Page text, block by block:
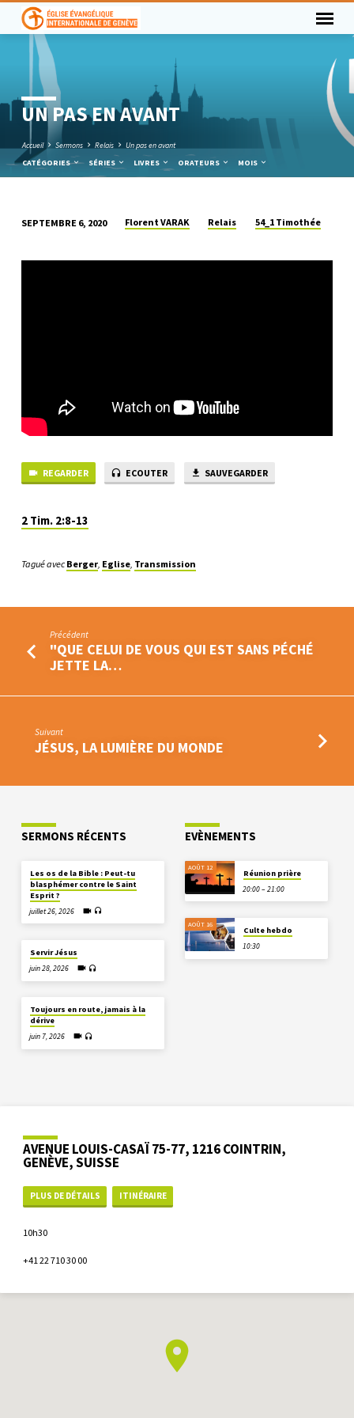
UN PAS EN AVANT
Accueil Sermons Relais
Un pas en avant
CATÉGORIES
SÉRIES LIVRES ORATEURS MOIS
PAS
SEPTEMBRE 6, 2020 Florent VARAK Relais 54_1 Timothée
REGARDER ECOUTER SAUVEGARDER
2 Tim. 2:8-13
Tagué avec Berger, Eglise, Transmission
Précédent
"QUE CELUI DE VOUS QUI EST SANS PÉCHÉ
JETTE LA…
Suivant
JÉSUS, LA LUMIÈRE DU MONDE
SERMONS RÉCENTS
Les os de la Bible : Peut-tu
blasphémer contre le Saint
Esprit ?
juillet 26, 2026
Servir Jésus
juin 28, 2026
Toujours en route, jamais à la
dérive
juin 7, 2026
EVÈNEMENTS
AOÛT 12
Réunion prière
20:00 – 21:00
AOÛT 16
Culte hebdo
10:30
AVENUE LOUIS-CASAÏ 75-77, 1216 COINTRIN,
GENÈVE, SUISSE
PLUS DE DÉTAILS ITINÉRAIRE
10h30
+41 22 710 30 00